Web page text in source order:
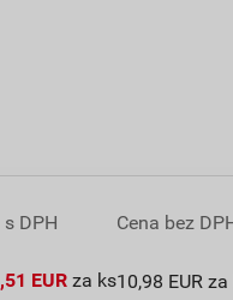
s DPH
,51 EUR za ks
Cena bez
10,98 EUR